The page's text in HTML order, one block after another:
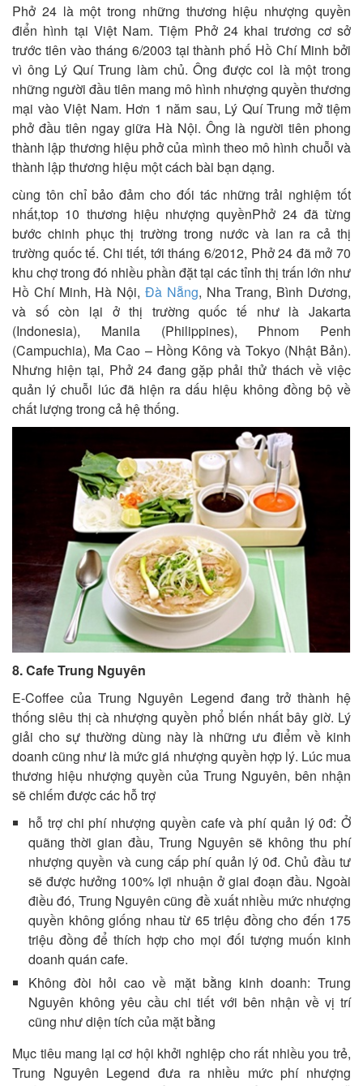
Phở 24 là một trong những thương hiệu nhượng quyền
điển hình tại Việt Nam. Tiệm Phở 24 khai trương cơ sở
trước tiên vào tháng 6/2003 tại thành phố Hồ Chí Minh bởi
vì ông Lý Quí Trung làm chủ. Ông được coi là một trong
những người đầu tiên mang mô hình nhượng quyền thương
mại vào Việt Nam. Hơn 1 năm sau, Lý Quí Trung mở tiệm
phở đầu tiên ngay giữa Hà Nội. Ông là người tiên phong
thành lập thương hiệu phở của mình theo mô hình chuỗi và
thành lập thương hiệu một cách bài bạn dạng.
cùng tôn chỉ bảo đảm cho đối tác những trải nghiệm tốt
nhất,top 10 thương hiệu nhượng quyềnPhở 24 đã từng
bước chinh phục thị trường trong nước và lan ra cả thị
trường quốc tế. Chi tiết, tới tháng 6/2012, Phở 24 đã mở 70
khu chợ trong đó nhiều phần đặt tại các tỉnh thị trấn lớn như
Hồ Chí Minh, Hà Nội, Đà Nẵng, Nha Trang, Bình Dương,
và số còn lại ở thị trường quốc tế như là Jakarta
(Indonesia), Manila (Philippines), Phnom Penh
(Campuchia), Ma Cao – Hồng Kông và Tokyo (Nhật Bản).
Nhưng hiện tại, Phở 24 đang gặp phải thử thách về việc
quản lý chuỗi lúc đã hiện ra dấu hiệu không đồng bộ về
chất lượng trong cả hệ thống.
8. Cafe Trung Nguyên
E-Coffee của Trung Nguyên Legend đang trở thành hệ
thống siêu thị cà nhượng quyền phổ biến nhất bây giờ. Lý
giải cho sự thường dùng này là những ưu điểm về kinh
doanh cũng như là mức giá nhượng quyền hợp lý. Lúc mua
thương hiệu nhượng quyền của Trung Nguyên, bên nhận
sẽ chiếm được các hỗ trợ
hỗ trợ chi phí nhượng quyền cafe và phí quản lý 0đ: Ở
quãng thời gian đầu, Trung Nguyên sẽ không thu phí
nhượng quyền và cung cấp phí quản lý 0đ. Chủ đầu tư
sẽ được hưởng 100% lợi nhuận ở giai đoạn đầu. Ngoài
điều đó, Trung Nguyên cũng đề xuất nhiều mức nhượng
quyền không giống nhau từ 65 triệu đồng cho đến 175
triệu đồng để thích hợp cho mọi đối tượng muốn kinh
doanh quán cafe.
Không đòi hỏi cao về mặt bằng kinh doanh: Trung
Nguyên không yêu cầu chi tiết với bên nhận về vị trí
cũng như diện tích của mặt bằng
Mục tiêu mang lại cơ hội khởi nghiệp cho rất nhiều you trẻ,
Trung Nguyên Legend đưa ra nhiều mức phí nhượng